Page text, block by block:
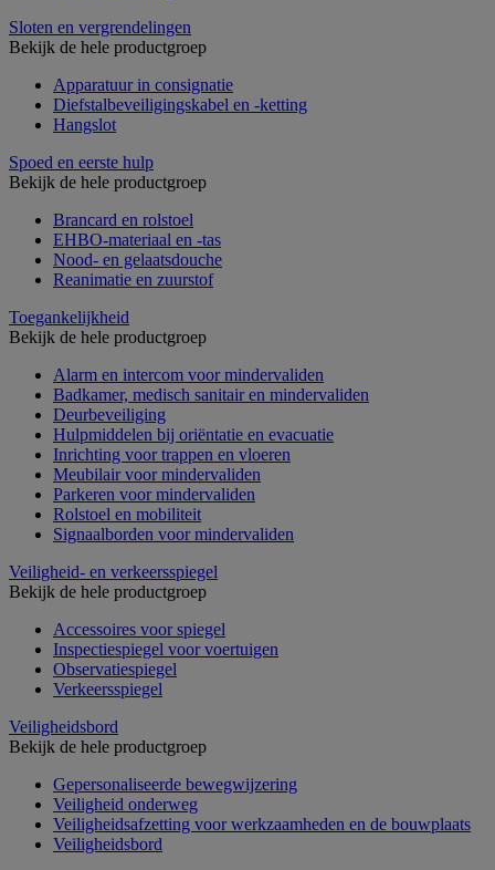
Sloten en vergrendelingen
Bekijk de hele productgroep
Apparatuur in consignatie
Diefstalbeveiligingskabel en -ketting
Hangslot
Spoed en eerste hulp
Bekijk de hele productgroep
Brancard en rolstoel
EHBO-materiaal en -tas
Nood- en gelaatsdouche
Reanimatie en zuurstof
Toegankelijkheid
Bekijk de hele productgroep
Alarm en intercom voor mindervaliden
Badkamer, medisch sanitair en mindervaliden
Deurbeveiliging
Hulpmiddelen bij oriëntatie en evacuatie
Inrichting voor trappen en vloeren
Meubilair voor mindervaliden
Parkeren voor mindervaliden
Rolstoel en mobiliteit
Signaalborden voor mindervaliden
Veiligheid- en verkeersspiegel
Bekijk de hele productgroep
Accessoires voor spiegel
Inspectiespiegel voor voertuigen
Observatiespiegel
Verkeersspiegel
Veiligheidsbord
Bekijk de hele productgroep
Gepersonaliseerde bewegwijzering
Veiligheid onderweg
Veiligheidsafzetting voor werkzaamheden en de bouwplaats
Veiligheidsbord